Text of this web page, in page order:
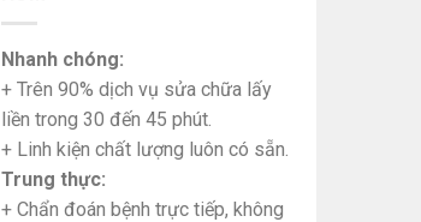
Nhanh chóng:
+ Trên 90% dịch vụ sửa chữa lấy
liền trong 30 đến 45 phút.
+ Linh kiện chất lượng luôn có sẵn.
Trung thực:
+ Chẩn đoán bệnh trực tiếp, không